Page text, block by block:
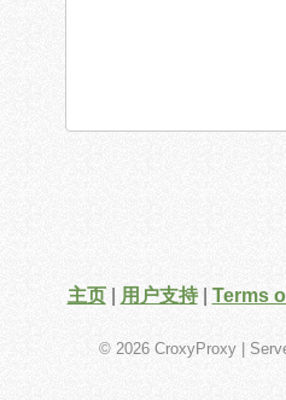
主页| 用户支持| Terms
© 2026 CroxyProxy |